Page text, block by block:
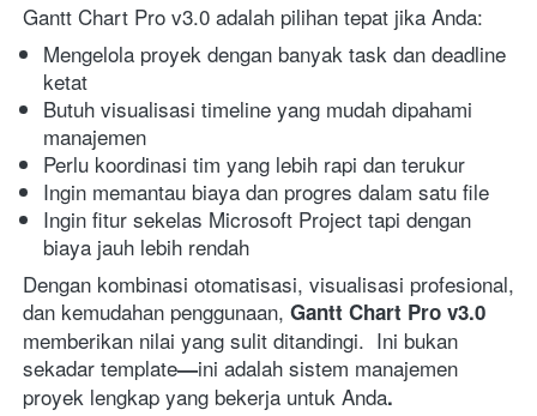
Gantt Chart Pro v3.0 adalah pilihan tepat jika Anda:
Mengelola proyek dengan banyak task dan deadline
ketat
Butuh visualisasi timeline yang mudah dipahami
manajemen
Perlu koordinasi tim yang lebih rapi dan terukur
Ingin memantau biaya dan progres dalam satu file
Ingin fitur sekelas Microsoft Project tapi dengan
biaya jauh lebih rendah
Dengan kombinasi otomatisasi, visualisasi profesional,
dan kemudahan penggunaan, Gantt Chart Pro v3.0
memberikan nilai yang sulit ditandingi.  Ini bukan
sekadar template—ini adalah sistem manajemen
proyek lengkap yang bekerja untuk Anda.